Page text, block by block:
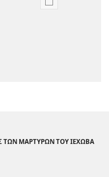
Επιλογές
ΤΩΝ ΜΑΡΤΥΡΩΝ ΤΟΥ ΙΕΧΩΒΑ